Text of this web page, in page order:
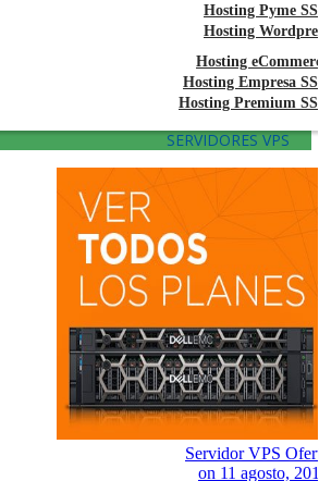
Hosting Pyme
Hosting
Hosting
Hosting Empresa
Hosting Premium
SERVIDORES VPS
Servidor VPS
on 11 agosto,